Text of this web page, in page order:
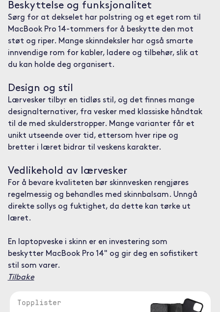
Beskyttelse og funksjonalitet
Sørg for at dekselet har polstring og et eget rom til
MacBook Pro 14-tommers for å beskytte den mot
støt og riper. Mange skinndeksler har også smarte
innvendige rom for kabler, ladere og tilbehør, slik at
du kan holde deg organisert.
Design og stil
Lærvesker tilbyr en tidløs stil, og det finnes mange
designalternativer, fra vesker med klassiske håndtak
til de med skulderstropper. Mange varianter får et
unikt utseende over tid, ettersom hver ripe og
bretter i læret bidrar til veskens karakter.
Vedlikehold av lærvesker
For å bevare kvaliteten bør skinnvesken rengjøres
regelmessig og behandles med skinnbalsam. Unngå
direkte sollys og fuktighet, da dette kan tørke ut
læret.
En laptopveske i skinn er en investering som
beskytter MacBook Pro 14" og gir deg en sofistikert
stil som varer.
Tilbake
Topplister